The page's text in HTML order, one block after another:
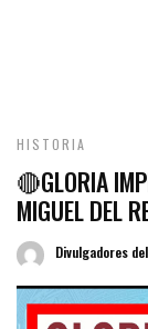
HISTORIA
🔴GLORIA
MIGUEL DEL
Divulgadores